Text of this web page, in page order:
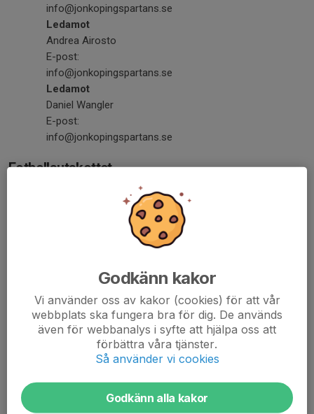
info@jonkopingspartans.se
Ledamot
Andrea Airosto
E-post:
info@jonkopingspartans.se
Ledamot
Daniel Wangler
E-post:
info@jonkopingspartans.se
Fotbollsutskottet
Vid frågor kontakta ordförande
fotboll@jonkopingspartans.se
Marknadsutskott
Ansvarig Partnernätverk
Daniel Wangler
Godkänn kakor
Vi använder oss av kakor (cookies) för att vår
webbplats ska fungera bra för dig. De används
även för webbanalys i syfte att hjälpa oss att
förbättra våra tjänster.
Så använder vi cookies
Godkänn alla kakor